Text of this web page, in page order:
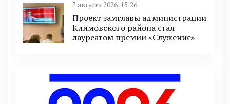
7 августа 2026, 15:26
Проект замглавы администрации
Климовского района стал
лауреатом премии «Служение»